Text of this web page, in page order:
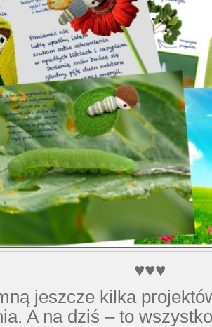
♥♥♥
jeszcze kilka
A na dziś – to